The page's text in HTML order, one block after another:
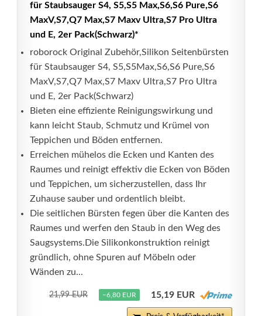
für Staubsauger S4, S5,S5 Max,S6,S6 Pure,S6
MaxV,S7,Q7 Max,S7 Maxv Ultra,S7 Pro Ultra
und E, 2er Pack(Schwarz)*
roborock Original Zubehör,Silikon Seitenbürsten
für Staubsauger S4, S5,S5Max,S6,S6 Pure,S6
MaxV,S7,Q7 Max,S7 Maxv Ultra,S7 Pro Ultra
und E, 2er Pack(Schwarz)
Bieten eine effiziente Reinigungswirkung und
kann leicht Staub, Schmutz und Krümel von
Teppichen und Böden entfernen.
Erreichen mühelos die Ecken und Kanten des
Raumes und reinigt effektiv die Ecken von Böden
und Teppichen, um sicherzustellen, dass Ihr
Zuhause sauber und ordentlich bleibt.
Die seitlichen Bürsten fegen über die Kanten des
Raumes und werfen den Staub in den Weg des
Saugsystems.Die Silikonkonstruktion reinigt
gründlich, ohne Spuren auf Möbeln oder
Wänden zu...
21,99 EUR −6,80 EUR 15,19 EUR